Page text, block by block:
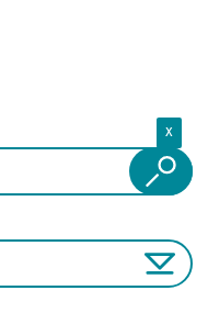
X